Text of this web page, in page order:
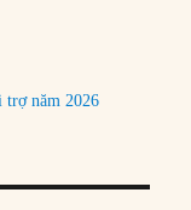
trợ năm 2026